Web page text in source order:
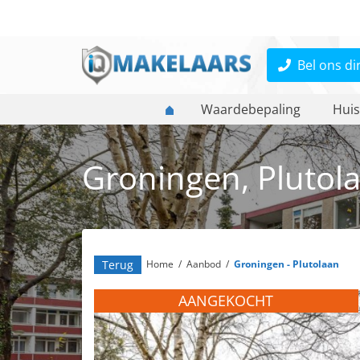
Bel ons
Waardebepaling
Home / Aanbod / Groningen - Plutolaan
Groningen,
Terug
AANGEKOCHT